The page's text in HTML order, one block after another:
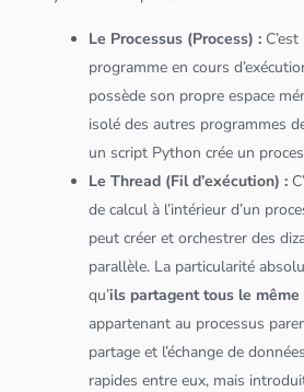
Le Processus (Process) :
programme en cours
possède son propre espace
isolé des autres programmes
un script Python crée un
Le Thread (Fil d’exécution) :
de calcul à l’intérieur d’un
peut créer et orchestrer des
parallèle. La particularité
qu’ils partagent tous le même
appartenant au processus
partage et l’échange dedonnées
rapides entre eux, mais